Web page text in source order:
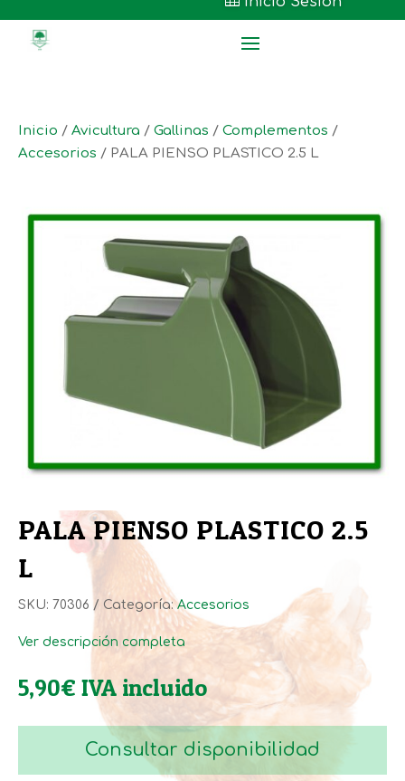
Inicio / Avicultura / Gallinas / Complementos /
Accesorios / PALA PIENSO PLASTICO 2.5 L
PALA PIENSO PLASTICO 2.5
L
SKU: 70306 Categoría:Accesorios
Ver descripción completa
5,90€ IVA incluido
Consultar disponibilidad